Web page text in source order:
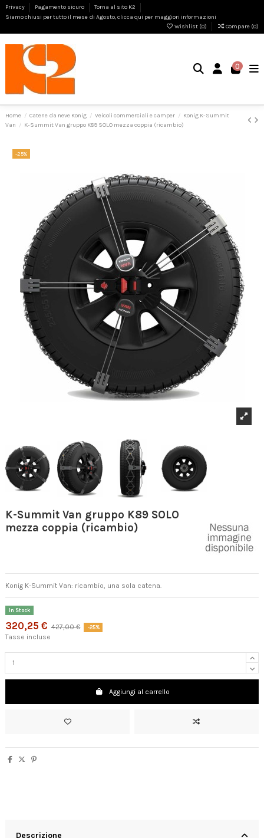
Privacy Pagamento sicuro
Torna al sito K2
Siamo chiusi per tutto il mese di Agosto, clicca qui per maggiori informazioni
Wishlist (0) Compare (0)
0
Home Catene da neve Konig Veicoli commerciali e camper
Konig K-Summit
Van
K-Summit Van gruppo K89 SOLO mezza coppia (ricambio)
-25%
K-Summit Van gruppo K89 SOLO
mezza coppia (ricambio)
Konig K-Summit Van: ricambio, una sola catena.
In Stock
320,25 € 427,00 € -25%
Tasse incluse
Aggiungi al carrello
Descrizione